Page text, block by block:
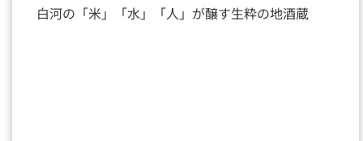
白河の「米」「水」「人」が醸す生粋の地酒蔵